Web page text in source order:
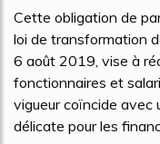
Cette obligation de
loi de transformation
6 août 2019, vise à
fonctionnaires et
vigueur coïncide avec
délicate pour les